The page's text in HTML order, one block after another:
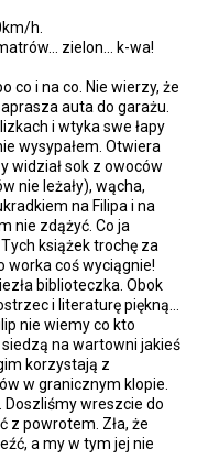
h.
zielon... k-wa!
co i na co. Nie wierzy, że
auta do garażu.
i wtyka swe łapy
wysypałem. Otwiera
widział sok z owoców
nie leżały), wącha,
na Filipa i na
nie zdążyć. Co ja
książek trochę za
worka coś wyciągnie!
biblioteczka. Obok
i literaturę piękną...
nie wiemy co kto
siedzą na wartowni jakieś
korzystają z
w granicznym klopie.
Doszliśmy wreszcie do
z powrotem. Zła, że
a my w tym jej nie